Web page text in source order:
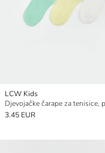
LCW Kids
3.45 EUR